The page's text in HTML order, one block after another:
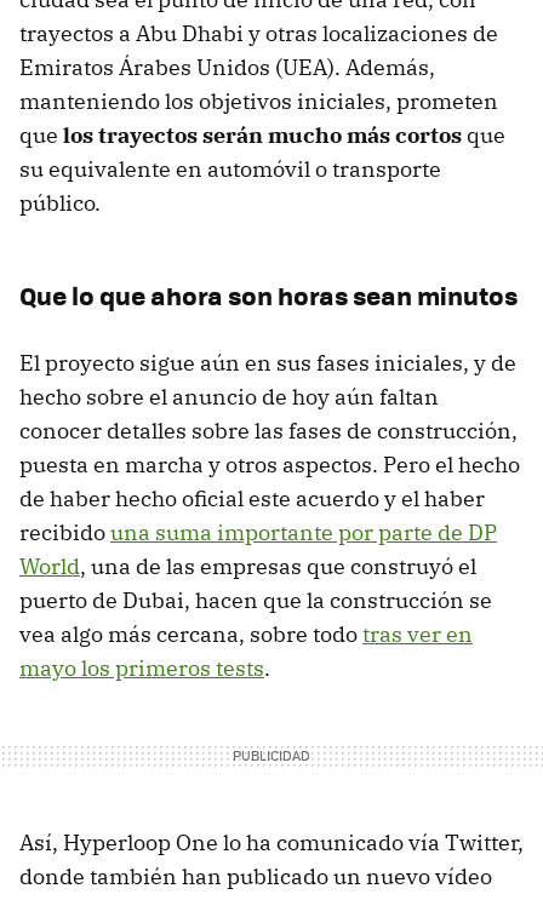
trayectos a Abu Dhabi y otras localizaciones de
Emiratos Árabes Unidos (UEA). Además,
manteniendo los objetivos iniciales, prometen
que los trayectos serán mucho más cortos que
su equivalente en automóvil o transporte
público.
Que lo que ahora son horas sean minutos
El proyecto sigue aún en sus fases iniciales, y de
hecho sobre el anuncio de hoy aún faltan
conocer detalles sobre las fases de construcción,
puesta en marcha y otros aspectos. Pero el hecho
de haber hecho oficial este acuerdo y el haber
recibidouna suma importante por parte de DP
World, una de las empresas que construyó el
puerto de Dubai, hacen que la construcción se
vea algo más cercana, sobre todotras ver en
mayo los primeros tests.
Así, Hyperloop One lo ha comunicado vía Twitter,
donde también han publicado un nuevo vídeo